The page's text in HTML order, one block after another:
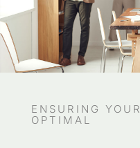
ENSURING
OPTIMAL